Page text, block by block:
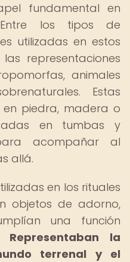
fundamental en
Entre los tipos de
utilizadas en estos
representaciones
animales
Estas
piedra, madera o
en tumbas y
acompañar al
allá.
en los rituales
objetos de adorno,
una función
Representaban la
terrenal y el